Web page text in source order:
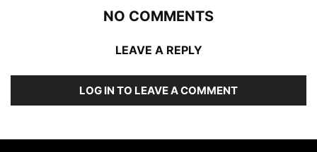
NO COMMENTS
LEAVE A REPLY
LOG IN TO LEAVE A COMMENT